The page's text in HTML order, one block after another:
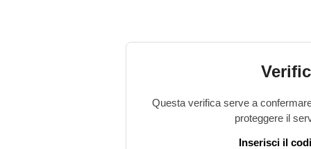
Questa verifica serve a
proteggere il
Inserisci il